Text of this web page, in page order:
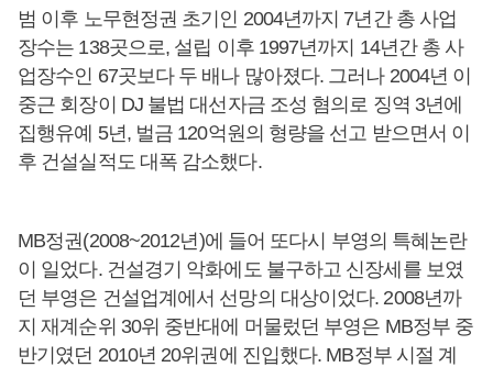
범 이후 노무현정권 초기인 2004년까지 7년간 총 사업
장수는 138곳으로, 설립 이후 1997년까지 14년간 총 사
업장수인 67곳보다 두 배나 많아졌다. 그러나 2004년 이
중근 회장이 DJ 불법 대선자금 조성 혐의로 징역 3년에
집행유예 5년, 벌금 120억원의 형량을 선고 받으면서 이
후 건설실적도 대폭 감소했다.
MB정권(2008~2012년)에 들어 또다시 부영의 특혜논란
이 일었다. 건설경기 악화에도 불구하고 신장세를 보였
던 부영은 건설업계에서 선망의 대상이었다. 2008년까
지 재계순위 30위 중반대에 머물렀던 부영은 MB정부 중
반기였던 2010년 20위권에 진입했다. MB정부 시절 계